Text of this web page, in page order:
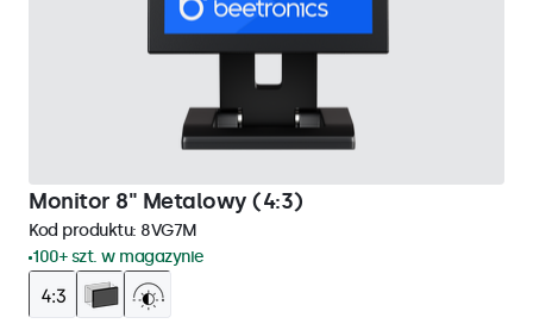
Monitor 8" Metalowy (4:3)
Kod produktu: 8VG7M
100+ szt. w magazynie